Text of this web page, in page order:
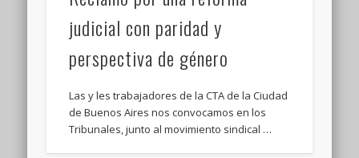
judicial con paridad y
perspectiva de género
Las y les trabajadores de la CTA de la Ciudad
de Buenos Aires nos convocamos en los
Tribunales, junto al movimiento sindical …